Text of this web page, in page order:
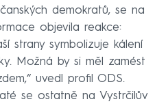
demokratů, se na
objevila reakce:
strany symbolizuje kálení
Možná by si měl zamést
uvedl profil ODS.
se ostatně na Vystrčilův